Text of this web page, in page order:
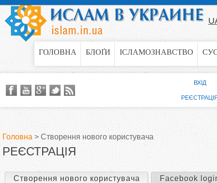
Jump to navigation
ГОЛОВНА БЛОҐИ ІСЛАМОЗНАВСТВО
В
Головна > Створення нового користувача
РЕЄСТРАЦІЯ
Створення нового користувача (активна вкладка)
Facebook
ВХІД